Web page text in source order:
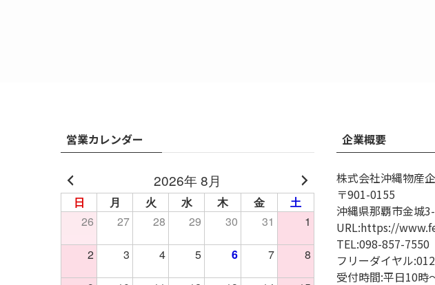
営業カレンダー
2026年 8月
日 月 火 水 木 金
土
26
27 28 29 30 31 1
2 3 4 5 6 7 8
企業概要
株式会社沖縄物産
〒901-0155
沖縄県那覇市金城
URL:https://
TEL:098-857-7550
フリーダイヤル:
受付時間:平日10